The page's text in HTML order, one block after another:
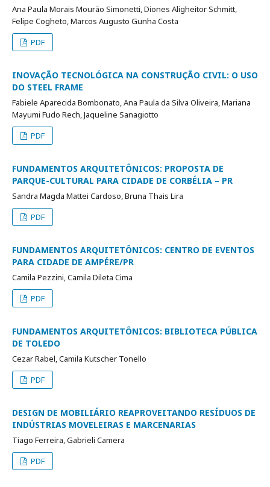
Ana Paula Morais Mourão Simonetti, Diones Aligheitor Schmitt,
Felipe Cogheto, Marcos Augusto Gunha Costa
PDF
INOVAÇÃO TECNOLÓGICA NA CONSTRUÇÃO CIVIL: O USO
DO STEEL FRAME
Fabiele Aparecida Bombonato, Ana Paula da Silva Oliveira, Mariana
Mayumi Fudo Rech, Jaqueline Sanagiotto
PDF
FUNDAMENTOS ARQUITETÔNICOS: PROPOSTA DE
PARQUE-CULTURAL PARA CIDADE DE CORBÉLIA – PR
Sandra Magda Mattei Cardoso, Bruna Thais Lira
PDF
FUNDAMENTOS ARQUITETÔNICOS: CENTRO DE EVENTOS
PARA CIDADE DE AMPÉRE/PR
Camila Pezzini, Camila Dileta Cima
PDF
FUNDAMENTOS ARQUITETÔNICOS: BIBLIOTECA PÚBLICA
DE TOLEDO
Cezar Rabel, Camila Kutscher Tonello
PDF
DESIGN DE MOBILIÁRIO REAPROVEITANDO RESÍDUOS DE
INDÚSTRIAS MOVELEIRAS E MARCENARIAS
Tiago Ferreira, Gabrieli Camera
PDF